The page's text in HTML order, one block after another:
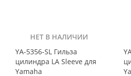
НЕТ В НАЛИЧИИ
YA-5356-SL Гильза
цилиндра LA Sleeve для
Yamaha